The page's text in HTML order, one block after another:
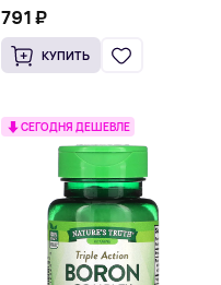
791 ₽
КУПИТЬ
СЕГОДНЯ ДЕШЕВЛЕ